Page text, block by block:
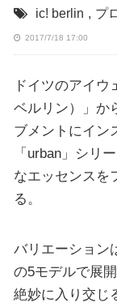
ic! berlin , プ
2017/7/18 17:00
ドイツのアイウ
ベルリン）」か
ブメントにイン
「urban」シリ
なエッセンスを
る。
バリエーション
の5モデルで展
絶妙に入り交じ